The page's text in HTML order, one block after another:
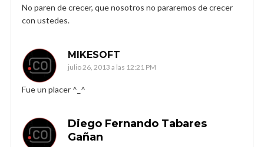
No paren de crecer, que nosotros no pararemos de crecer
con ustedes.
MIKESOFT
julio 26, 2013 a las 12:21 PM
Fue un placer ^_^
Diego Fernando Tabares
Gañan